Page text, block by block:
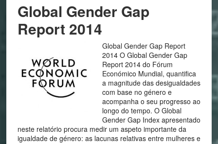
Global Gender Gap
Report 2014
Global Gender Gap Report
2014 O Global Gender Gap
Report 2014 do Fórum
Económico Mundial, quantifica
a magnitude das desigualdades
com base no género e
acompanha o seu progresso ao
longo do tempo. O Global
Gender Gap Index apresentado
neste relatório procura medir um aspeto importante da
igualdade de género: as lacunas relativas entre mulheres e